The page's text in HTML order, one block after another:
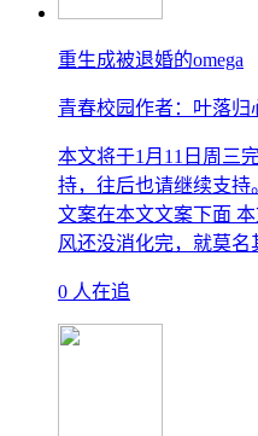
重生成被退婚的omega
青春校园作者：叶落归
本文将于1月11日周三
持，往后也请继续支
文案在本文文案下面
风还没消化完，就莫名
0 人在追